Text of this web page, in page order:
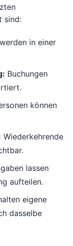
sind:
in einer
Buchungen
können
Wiederkehrende
lassen
aufteilen.
eigene
dasselbe